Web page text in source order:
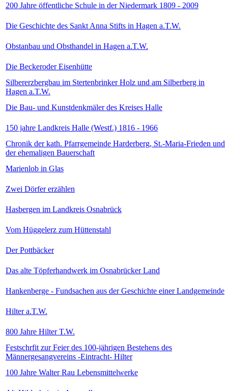
200 Jahre öffentliche Schule in der Niedermark 1809 - 2009
Die Geschichte des Sankt Anna Stifts in Hagen a.T.W.
Obstanbau und Obsthandel in Hagen a.T.W.
Die Beckeroder Eisenhütte
Silbererzbergbau im Stertenbrinker Holz und am Silberberg in
Hagen a.T.W.
Die Bau- und Kunstdenkmäler des Kreises Halle
150 jahre Landkreis Halle (Westf.) 1816 - 1966
Chronik der kath. Pfarrgemeinde Harderberg, St.-Maria-Frieden und
der ehemaligen Bauerschaft
Marienlob in Glas
Zwei Dörfer erzählen
Hasbergen im Landkreis Osnabrück
Vom Hüggelerz zum Hüttenstahl
Der Pottbäcker
Das alte Töpferhandwerk im Osnabrücker Land
Hankenberge - Fundsachen aus der Geschichte einer Landgemeinde
Hilter a.T.W.
800 Jahre Hilter T.W.
Festschrfit zur Feier des 100-jährigen Bestehens des
Männergesangvereins -Eintracht- Hilter
100 Jahre Walter Rau Lebensmittelwerke